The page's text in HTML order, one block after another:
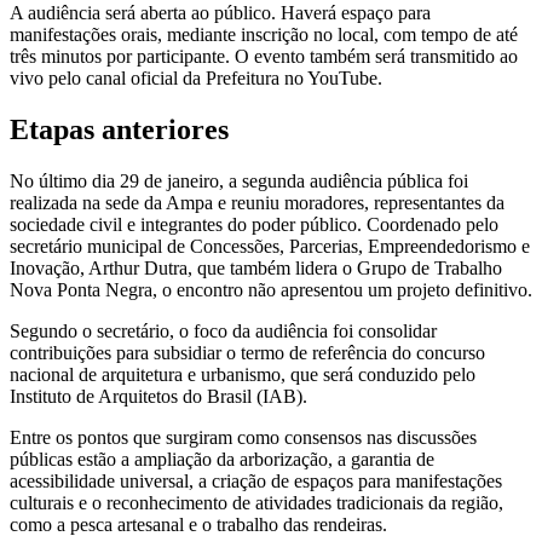
A audiência será aberta ao público. Haverá espaço para
manifestações orais, mediante inscrição no local, com tempo de até
três minutos por participante. O evento também será transmitido ao
vivo pelo canal oficial da Prefeitura no YouTube.
Etapas anteriores
No último dia 29 de janeiro, a segunda audiência pública foi
realizada na sede da Ampa e reuniu moradores, representantes da
sociedade civil e integrantes do poder público. Coordenado pelo
secretário municipal de Concessões, Parcerias, Empreendedorismo e
Inovação, Arthur Dutra, que também lidera o Grupo de Trabalho
Nova Ponta Negra, o encontro não apresentou um projeto definitivo.
Segundo o secretário, o foco da audiência foi consolidar
contribuições para subsidiar o termo de referência do concurso
nacional de arquitetura e urbanismo, que será conduzido pelo
Instituto de Arquitetos do Brasil (IAB).
Entre os pontos que surgiram como consensos nas discussões
públicas estão a ampliação da arborização, a garantia de
acessibilidade universal, a criação de espaços para manifestações
culturais e o reconhecimento de atividades tradicionais da região,
como a pesca artesanal e o trabalho das rendeiras.